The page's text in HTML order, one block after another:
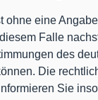
ohne eine
Falle
des
Die
Sie